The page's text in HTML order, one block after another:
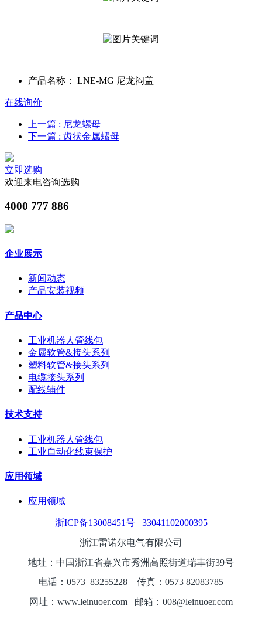
产品名称： LNE-MG 尼龙闷盖
在线询价
上一篇 : 尼龙螺母
下一篇 : 齿状金属螺母
立即选购
欢迎来电咨询选购
4000 777 886
企业展示
新闻动态
产品安装视频
产品中心
工业机器人管线包
金属软管&接头系列
塑料软管&接头系列
电缆接头系列
配线辅件
技术支持
工业机器人管线包
工业自动化线束保护
应用领域
应用领域
浙ICP备13008451号
33041102000395
浙江雷诺尔电气有限公司
地址：中国浙江省嘉兴市秀洲高照街道瑞丰街39号
电话：0573 83255228
传真：0573 82083785
网址：www.leinuoer.com 邮箱：008@leinuoer.com